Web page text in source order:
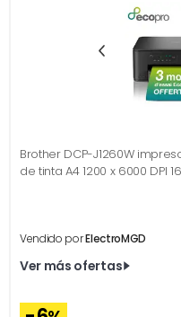
Brother DCP-J1260W
de tinta A4 1200 x 6000 DPI 16
Vendido porElectroMGD
Ver más ofertas